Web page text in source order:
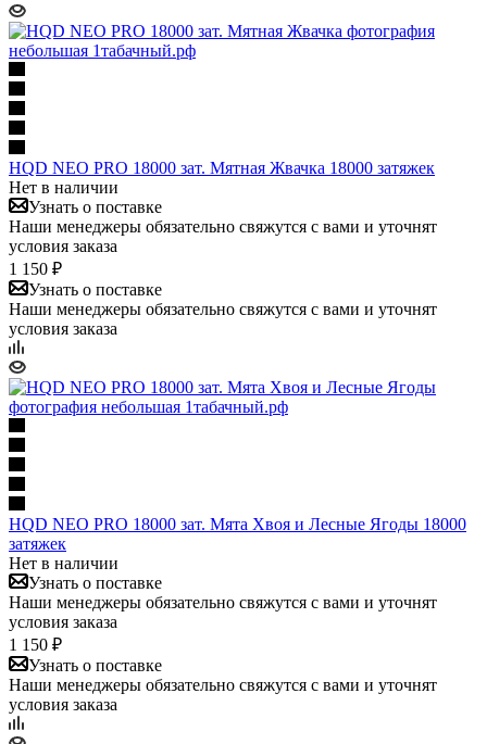
HQD NEO PRO 18000 зат. Мятная Жвачка 18000 затяжек
Нет в наличии
Узнать о поставке
Наши менеджеры обязательно свяжутся с вами и уточнят
условия заказа
1 150 ₽
Узнать о поставке
Наши менеджеры обязательно свяжутся с вами и уточнят
условия заказа
HQD NEO PRO 18000 зат. Мята Хвоя и Лесные Ягоды 18000
затяжек
Нет в наличии
Узнать о поставке
Наши менеджеры обязательно свяжутся с вами и уточнят
условия заказа
1 150 ₽
Узнать о поставке
Наши менеджеры обязательно свяжутся с вами и уточнят
условия заказа